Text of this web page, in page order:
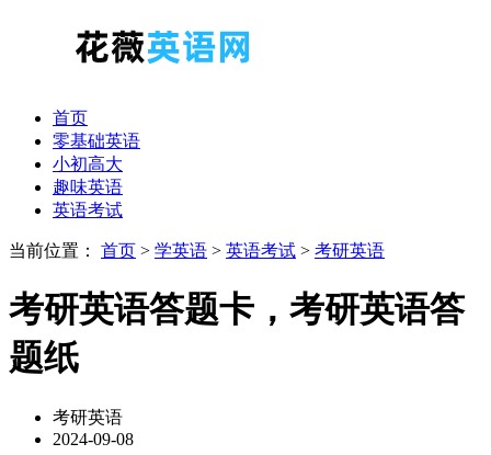
首页
零基础英语
小初高大
趣味英语
英语考试
当前位置： 首页 > 学英语 > 英语考试 > 考研英语
考研英语答题卡，考研英语答
题纸
考研英语
2024-09-08